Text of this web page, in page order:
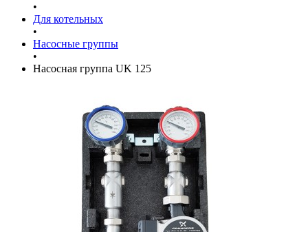
•
Для котельных
•
Насосные группы
•
Насосная группа UK 125